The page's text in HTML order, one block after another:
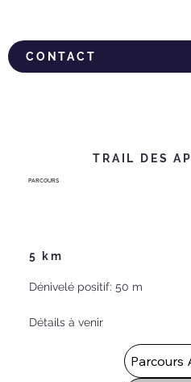
CONTACT
TRAIL DES
PARCOURS
5 km
Dénivelé positif: 50 m
Détails à venir
Parcours